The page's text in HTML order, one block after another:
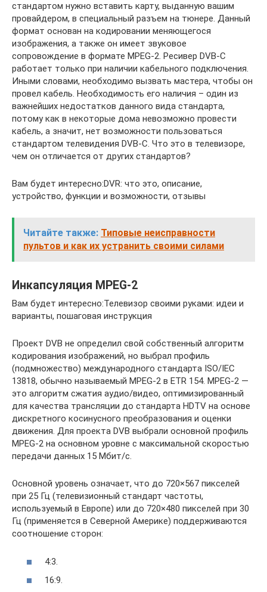
стандартом нужно вставить карту, выданную вашим
провайдером, в специальный разъем на тюнере. Данный
формат основан на кодировании меняющегося
изображения, а также он имеет звуковое
сопровождение в формате MPEG-2. Ресивер DVB-C
работает только при наличии кабельного подключения.
Иными словами, необходимо вызвать мастера, чтобы он
провел кабель. Необходимость его наличия – один из
важнейших недостатков данного вида стандарта,
потому как в некоторые дома невозможно провести
кабель, а значит, нет возможности пользоваться
стандартом телевидения DVB-C. Что это в телевизоре,
чем он отличается от других стандартов?
Вам будет интересно:DVR: что это, описание,
устройство, функции и возможности, отзывы
Читайте также: Типовые неисправности
пультов и как их устранить своими силами
Инкапсуляция MPEG-2
Вам будет интересно:Телевизор своими руками: идеи и
варианты, пошаговая инструкция
Проект DVB не определил свой собственный алгоритм
кодирования изображений, но выбрал профиль
(подмножество) международного стандарта ISO/IEC
13818, обычно называемый MPEG-2 в ETR 154. MPEG-2 —
это алгоритм сжатия аудио/видео, оптимизированный
для качества трансляции до стандарта HDTV на основе
дискретного косинусного преобразования и оценки
движения. Для проекта DVB выбрали основной профиль
MPEG-2 на основном уровне с максимальной скоростью
передачи данных 15 Мбит/с.
Основной уровень означает, что до 720×567 пикселей
при 25 Гц (телевизионный стандарт частоты,
используемый в Европе) или до 720×480 пикселей при 30
Гц (применяется в Северной Америке) поддерживаются
соотношение сторон:
4:3.
16:9.